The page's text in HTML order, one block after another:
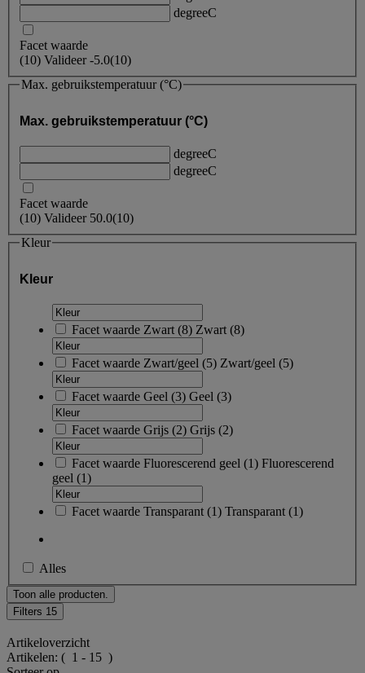
degreeC
Facet waarde
(10) Valideer-5.0(10)
Max. gebruikstemperatuur (°C)
Max. gebruikstemperatuur (°C)
degreeC
degreeC
Facet waarde
(10) Valideer 50.0(10)
Kleur
Kleur
Facet waarde Zwart (8) Zwart (8)
Facet waarde Zwart/geel (5) Zwart/geel (5)
Facet waarde Geel (3) Geel (3)
Facet waarde Grijs (2) Grijs (2)
Facet waarde Fluorescerend geel (1) Fluorescerend
geel (1)
Facet waarde Transparant (1) Transparant (1)
Alles
Toon alle producten.
Filters 15
Artikeloverzicht
Artikelen: ( 1 - 15 )